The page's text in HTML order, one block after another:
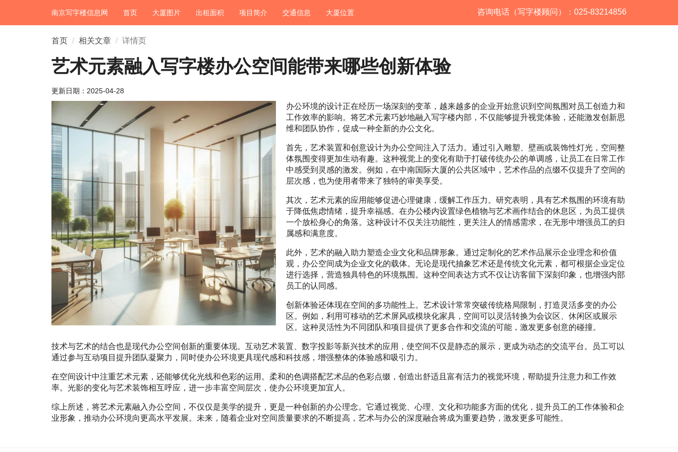
南京写字楼信息网 首页 大厦图片 出租面积 项目简介 交通信息 大厦位置 咨询电话（写字楼顾问）：025-83214856
首页 相关文章 详情页
艺术元素融入写字楼办公空间能带来哪些创新体验
更新日期： 2025-04-28
办公环境的设计正在经历一场深刻的变革，越来越多的企业开始意识到空间氛围对员工创造力和
工作效率的影响。将艺术元素巧妙地融入写字楼内部，不仅能够提升视觉体验，还能激发创新思
维和团队协作，促成一种全新的办公文化。
首先，艺术装置和创意设计为办公空间注入了活力。通过引入雕塑、壁画或装饰性灯光，空间整
体氛围变得更加生动有趣。这种视觉上的变化有助于打破传统办公的单调感，让员工在日常工作
中感受到灵感的激发。例如，在中南国际大厦的公共区域中，艺术作品的点缀不仅提升了空间的
层次感，也为使用者带来了独特的审美享受。
其次，艺术元素的应用能够促进心理健康，缓解工作压力。研究表明，具有艺术氛围的环境有助
于降低焦虑情绪，提升幸福感。在办公楼内设置绿色植物与艺术画作结合的休息区，为员工提供
一个放松身心的角落。这种设计不仅关注功能性，更关注人的情感需求，在无形中增强员工的归
属感和满意度。
此外，艺术的融入助力塑造企业文化和品牌形象。通过定制化的艺术作品展示企业理念和价值
观，办公空间成为企业文化的载体。无论是现代抽象艺术还是传统文化元素，都可根据企业定位
进行选择，营造独具特色的环境氛围。这种空间表达方式不仅让访客留下深刻印象，也增强内部
员工的认同感。
创新体验还体现在空间的多功能性上。艺术设计常常突破传统格局限制，打造灵活多变的办公
区。例如，利用可移动的艺术屏风或模块化家具，空间可以灵活转换为会议区、休闲区或展示
区。这种灵活性为不同团队和项目提供了更多合作和交流的可能，激发更多创意的碰撞。
技术与艺术的结合也是现代办公空间创新的重要体现。互动艺术装置、数字投影等新兴技术的应用，使空间不仅是静态的展示，更成为动态的交流平台。员工可以
通过参与互动项目提升团队凝聚力，同时使办公环境更具现代感和科技感，增强整体的体验感和吸引力。
在空间设计中注重艺术元素，还能够优化光线和色彩的运用。柔和的色调搭配艺术品的色彩点缀，创造出舒适且富有活力的视觉环境，帮助提升注意力和工作效
率。光影的变化与艺术装饰相互呼应，进一步丰富空间层次，使办公环境更加宜人。
综上所述，将艺术元素融入办公空间，不仅仅是美学的提升，更是一种创新的办公理念。它通过视觉、心理、文化和功能多方面的优化，提升员工的工作体验和企
业形象，推动办公环境向更高水平发展。未来，随着企业对空间质量要求的不断提高，艺术与办公的深度融合将成为重要趋势，激发更多可能性。